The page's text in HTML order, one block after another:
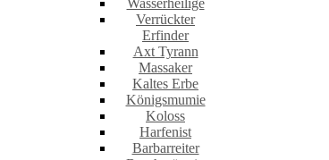
Wasserheilige
Verrückter
Erfinder
Axt Tyrann
Massaker
Kaltes Erbe
Königsmumie
Koloss
Harfenist
Barbarreiter